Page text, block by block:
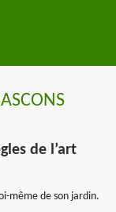
de l’art
même de son jardin.